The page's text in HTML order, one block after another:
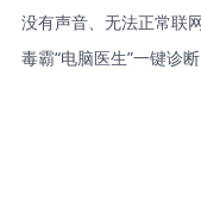
没有声音、无法正常联
毒霸“电脑医生”一键诊断